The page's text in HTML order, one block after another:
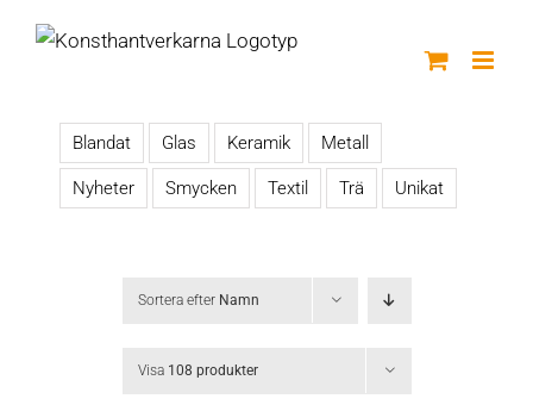
Blandat Glas Keramik Metall
Nyheter Smycken Textil Trä Unikat
Sortera efter Namn
Visa 108 produkter